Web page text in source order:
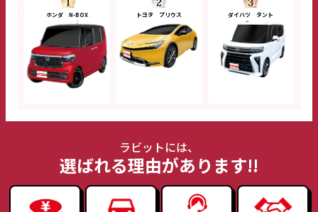
ホンダ N-BOX トヨタ プリウス ダイハツ タント
ラビットには、
選ばれる理由があります!!